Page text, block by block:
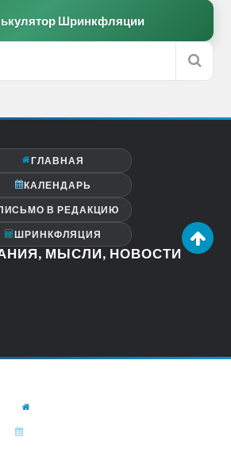
Шринкфляции
ГЛАВНАЯ
КАЛЕНДАРЬ
В РЕДАКЦИЮ
ШРИНКФЛЯЦИЯ
МЫСЛИ, НОВОСТИ